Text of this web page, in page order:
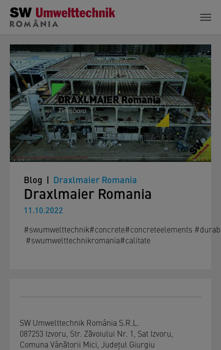
Skip to main content
Blog Draxlmaier Romania
Draxlmaier Romania
11.10.2022
#swumwelttechnik#concrete#concreteelements
#swumwelttechnikromania#calitate
SW Umwelttechnik România S.R.L.
087253 Izvoru, Str. Zăvoiului Nr. 1, Sat Izvoru,
Comuna Vânătorii Mici, Judeţul Giurgiu